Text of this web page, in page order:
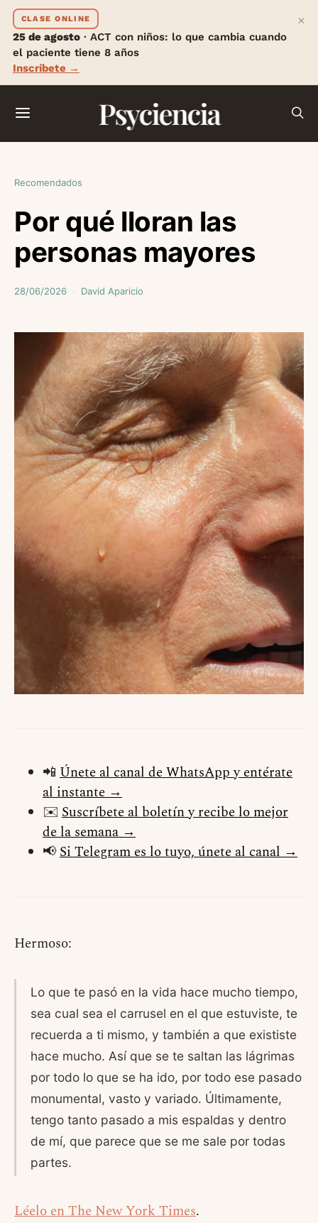
CLASE ONLINE
25 de agosto · ACT con niños: lo que cambia cuando
el paciente tiene 8 años
Inscríbete →
×
Psyciencia
Recomendados
Por qué lloran las
personas mayores
28/06/2026 David Aparicio
📲 Únete al canal de WhatsApp y entérate
al instante →
✉️ Suscríbete al boletín y recibe lo mejor
de la semana →
📢Si Telegram es lo tuyo, únete al canal →
Hermoso:
Lo que te pasó en la vida hace mucho tiempo,
sea cual sea el carrusel en el que estuviste, te
recuerda a ti mismo, y también a que exististe
hace mucho. Así que se te saltan las lágrimas
por todo lo que se ha ido, por todo ese pasado
monumental, vasto y variado. Últimamente,
tengo tanto pasado a mis espaldas y dentro
de mí, que parece que se me sale por todas
partes.
Léelo en The New York Times.